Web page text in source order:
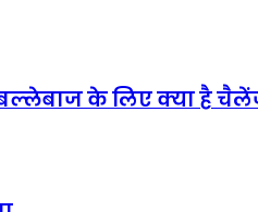
के लिए क्या है